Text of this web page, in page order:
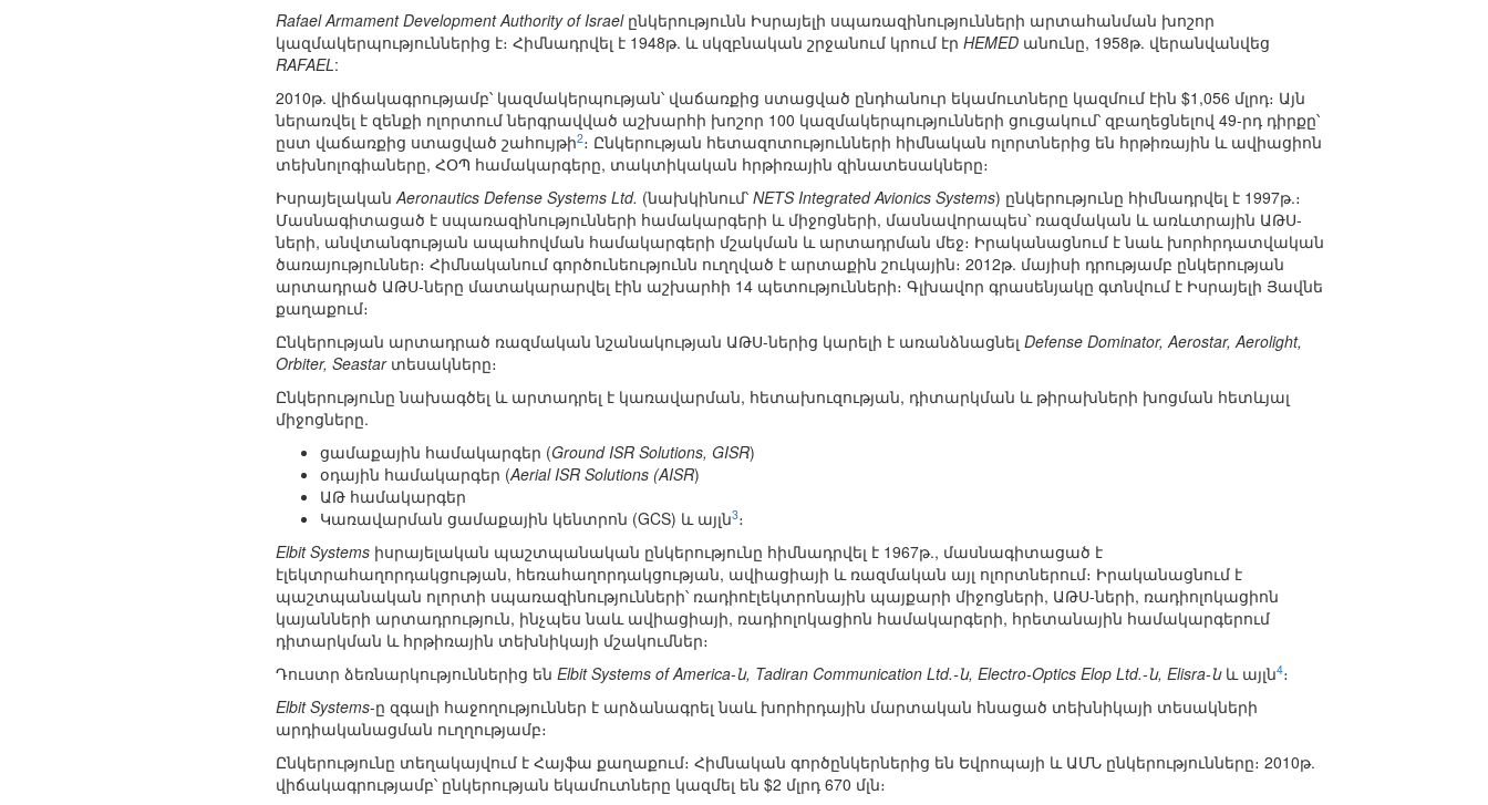
Rafael Armament Development Authority of Israelընկերությունն Իսրայելի սպառազինությունների արտահանման խոշոր
կազմակերպություններից է։ Հիմնադրվել է 1948թ. և սկզբնական շրջանում կրում էր HEMED անունը, 1958թ. վերանվանվեց
RAFAEL:
2010թ. վիճակագրությամբ՝ կազմակերպության՝ վաճառքից ստացված ընդհանուր եկամուտները կազմում էին $1,056 մլրդ։ Այն
ներառվել է զենքի ոլորտում ներգրավված աշխարհի խոշոր 100 կազմակերպությունների ցուցակում՝ զբաղեցնելով 49-րդ դիրքը՝
ըստ վաճառքից ստացված շահույթի2։ Ընկերության հետազոտությունների հիմնական ոլորտներից են հրթիռային և ավիացիոն
տեխնոլոգիաները, ՀՕՊ համակարգերը, տակտիկական հրթիռային զինատեսակները։
ԻսրայելականAeronautics Defense Systems Ltd. (նախկինում՝ NETS Integrated Avionics Systems) ընկերությունը հիմնադրվել է 1997թ.։
Մասնագիտացած է սպառազինությունների համակարգերի և միջոցների, մասնավորապես՝ ռազմական և առևտրային ԱԹՍ-
ների, անվտանգության ապահովման համակարգերի մշակման և արտադրման մեջ։ Իրականացնում է նաև խորհրդատվական
ծառայություններ։ Հիմնականում գործունեությունն ուղղված է արտաքին շուկային։ 2012թ. մայիսի դրությամբ ընկերության
արտադրած ԱԹՍ-ները մատակարարվել էին աշխարհի 14 պետությունների։ Գլխավոր գրասենյակը գտնվում է Իսրայելի Յավնե
քաղաքում։
Ընկերության արտադրած ռազմական նշանակության ԱԹՍ-ներից կարելի է առանձնացնել Defense Dominator, Aerostar, Aerolight,
Orbiter, Seastarտեսակները։
Ընկերությունը նախագծել և արտադրել է կառավարման, հետախուզության, դիտարկման և թիրախների խոցման հետևյալ
միջոցները.
ցամաքային համակարգեր (Ground ISR Solutions, GISR)
օդային համակարգեր (Aerial ISR Solutions (AISR)
ԱԹ համակարգեր
Կառավարման ցամաքային կենտրոն (GCS) և այլն3։
Elbit Systems իսրայելական պաշտպանական ընկերությունը հիմնադրվել է 1967թ., մասնագիտացած է
էլեկտրահաղորդակցության, հեռահաղորդակցության, ավիացիայի և ռազմական այլ ոլորտներում։ Իրականացնում է
պաշտպանական ոլորտի սպառազինությունների՝ ռադիոէլեկտրոնային պայքարի միջոցների, ԱԹՍ-ների, ռադիոլոկացիոն
կայանների արտադրություն, ինչպես նաև ավիացիայի, ռադիոլոկացիոն համակարգերի, հրետանային համակարգերում
դիտարկման և հրթիռային տեխնիկայի մշակումներ։
Դուստր ձեռնարկություններից են Elbit Systems of America-ն, Tadiran Communication Ltd.-ն, Electro-Optics Elop Ltd.-ն, Elisra-նև այլն4։
Elbit Systems-ը զգալի հաջողություններ է արձանագրել նաև խորհրդային մարտական հնացած տեխնիկայի տեսակների
արդիականացման ուղղությամբ։
Ընկերությունը տեղակայվում է Հայֆա քաղաքում։ Հիմնական գործընկերներից են Եվրոպայի և ԱՄՆ ընկերությունները։ 2010թ.
վիճակագրությամբ՝ ընկերության եկամուտները կազմել են $2 մլրդ 670 մլն։